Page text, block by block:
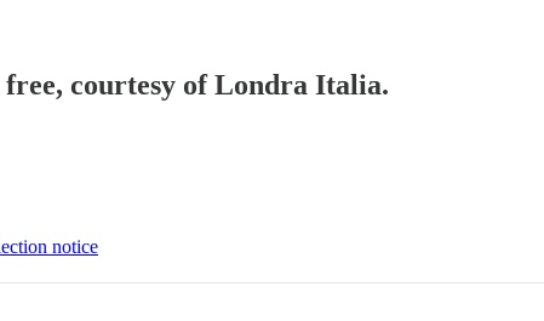
courtesy of Londra Italia.
notice